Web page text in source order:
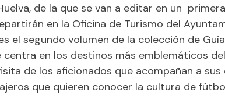
de la que se van a editar en un
en la Oficina de Turismo del
el segundo volumen de la colección de
centra en los destinos más emblemáticos
de los aficionados que acompañan a sus
que quieren conocer la cultura de